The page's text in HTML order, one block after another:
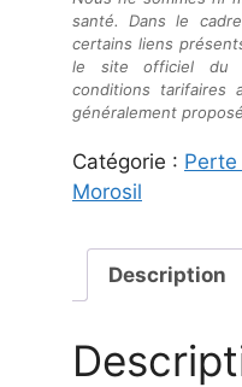
santé. Dans le cadre
certains liens
le site officiel du
conditions tarifaires
généralement
Catégorie :
Morosil
Description